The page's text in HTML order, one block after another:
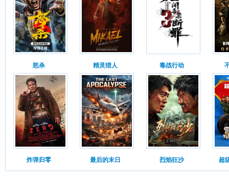
怒杀 精灵猎人 毒战行动
炸弹归零 最后的末日 烈焰狂沙 超